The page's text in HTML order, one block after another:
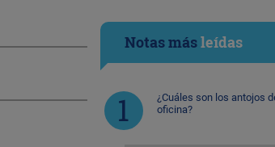
Notas másleídas
¿Cuáles son los antojos
oficina?